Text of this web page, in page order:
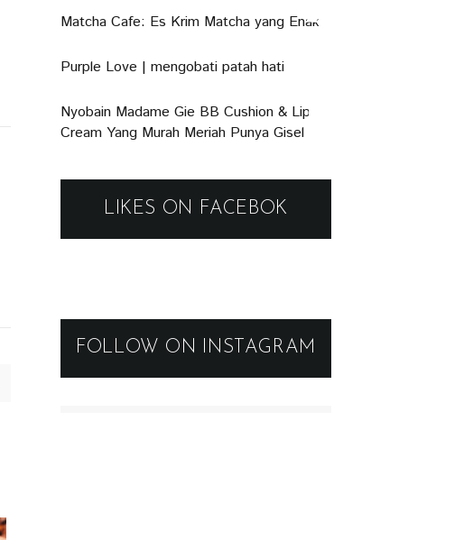
Matcha Cafe: Es Krim Matcha yang Enak
Purple Love | mengobati patah hati
Nyobain Madame Gie BB Cushion & Lip
Cream Yang Murah Meriah Punya Gisel
LIKES ON FACEBOK
FOLLOW ON INSTAGRAM